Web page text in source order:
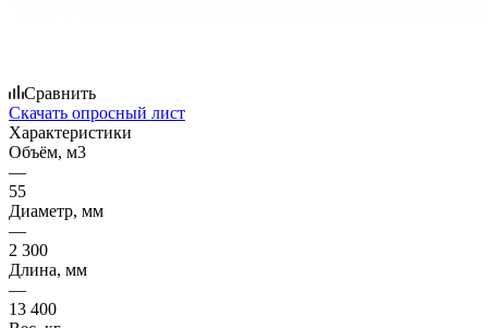
Сравнить
Скачать опросный лист
Характеристики
Объём, м3
—
55
Диаметр, мм
—
2 300
Длина, мм
—
13 400